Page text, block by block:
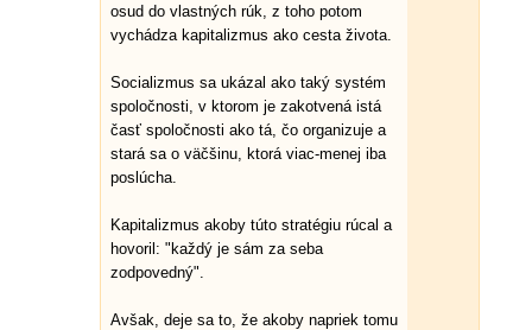
osud do vlastných rúk, z toho potom
vychádza kapitalizmus ako cesta života.
Socializmus sa ukázal ako taký systém
spoločnosti, v ktorom je zakotvená istá
časť spoločnosti ako tá, čo organizuje a
stará sa o väčšinu, ktorá viac-menej iba
poslúcha.
Kapitalizmus akoby túto stratégiu rúcal a
hovoril: "každý je sám za seba
zodpovedný".
Avšak, deje sa to, že akoby napriek tomu